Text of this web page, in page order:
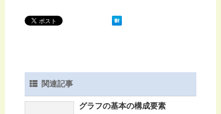
関連記事
グラフの基本の構成要素